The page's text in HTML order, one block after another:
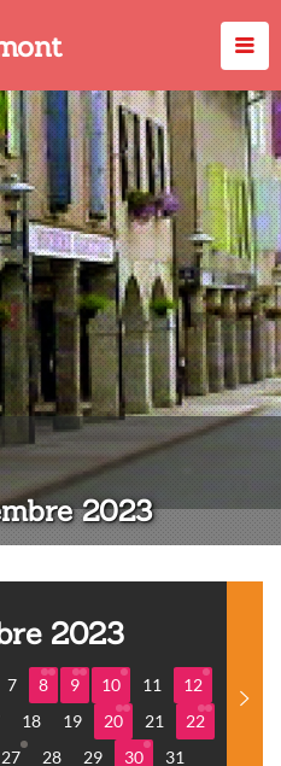
2023
2023
7 8 9 10 11
12
18 19 20 21
22
27 28 29 30 31